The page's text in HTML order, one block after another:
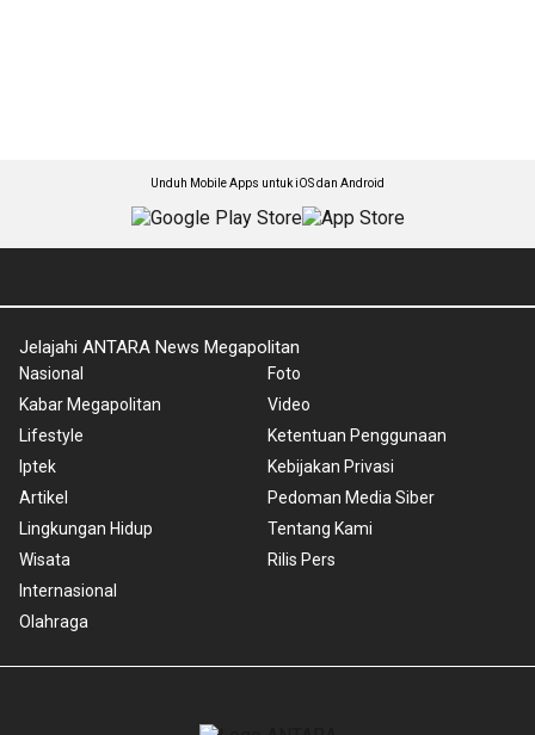
Unduh Mobile Apps untuk iOS dan Android
Jelajahi ANTARA News Megapolitan
Nasional
Kabar Megapolitan
Lifestyle
Iptek
Artikel
Lingkungan Hidup
Wisata
Internasional
Olahraga
Foto
Video
Ketentuan Penggunaan
Kebijakan Privasi
Pedoman Media Siber
Tentang Kami
Rilis Pers